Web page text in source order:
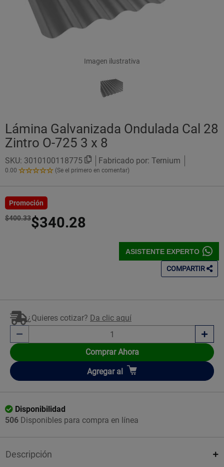
Imagen ilustrativa
Lámina Galvanizada Ondulada Cal 28
Zintro O-725 3 x 8
SKU: 3010100118775 Fabricado por: Ternium
0.00
0.00
Estrellas!
(Se el primero en comentar)
Promoción
$400.33$340.28
ASISTENTE EXPERTO
COMPARTIR
¿Quieres cotizar? Da clic aquí
Comprar Ahora
Añadir
Agregar al
Disponibilidad
506 Disponibles para compra en línea
Descripción